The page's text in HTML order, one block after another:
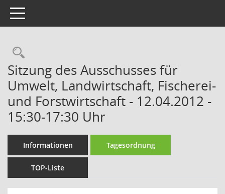
Toggle navigation
Rechercheauswahl
Sitzung des Ausschusses für
Umwelt, Landwirtschaft, Fischerei-
und Forstwirtschaft - 12.04.2012 -
15:30-17:30 Uhr
Informationen Tagesordnung
TOP-Liste